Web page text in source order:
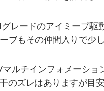
レードのアイミーブ駆
ブもその仲間入りで少
ルチインフォメーショ
のズレはありますが目